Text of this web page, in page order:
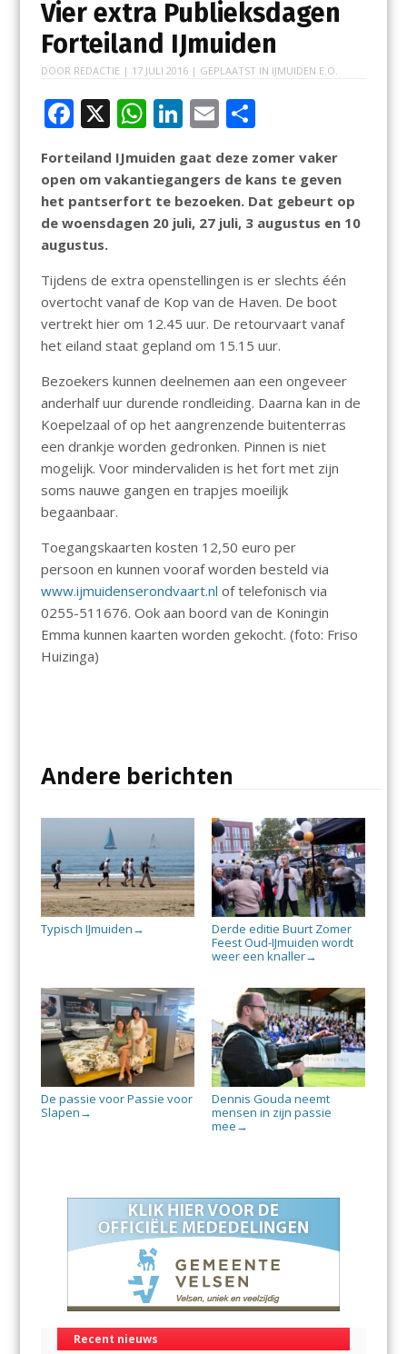
Vier extra Publieksdagen
Forteiland IJmuiden
DOOR REDACTIE | 17 JULI 2016| GEPLAATST IN IJMUIDEN E.O.
F
ac
e
b
o
o
k
X W
h
at
s
A
p
Li
k
e
dI
E
m
ai
l
D
e
n
Forteiland IJmuiden gaat deze zomer vaker
open om vakantiegangers de kans te geven
het pantserfort te bezoeken. Dat gebeurt op
de woensdagen 20 juli, 27 juli, 3 augustus en 10
augustus.
Tijdens de extra openstellingen is er slechts één
overtocht vanaf de Kop van de Haven. De boot
vertrekt hier om 12.45 uur. De retourvaart vanaf
het eiland staat gepland om 15.15 uur.
Bezoekers kunnen deelnemen aan een ongeveer
anderhalf uur durende rondleiding. Daarna kan in de
Koepelzaal of op het aangrenzende buitenterras
een drankje worden gedronken. Pinnen is niet
mogelijk. Voor mindervaliden is het fort met zijn
soms nauwe gangen en trapjes moeilijk
begaanbaar.
Toegangskaarten kosten 12,50 euro per
persoon en kunnen vooraf worden besteld via
www.ijmuidenserondvaart.nl of telefonisch via
0255-511676. Ook aan boord van de Koningin
Emma kunnen kaarten worden gekocht. (foto: Friso
Huizinga)
Andere berichten
Typisch IJmuiden →
Derde editie Buurt Zomer
Feest Oud-IJmuiden wordt
weer een knaller→
De passie voor Passie voor
Slapen →
Dennis Gouda neemt
mensen in zijn passie
mee →
Recent nieuws